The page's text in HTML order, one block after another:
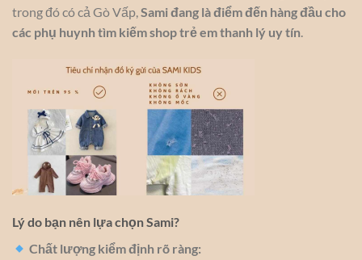
trong đó có cả Gò Vấp, Sami đang là điểm đến hàng đầu cho
các phụ huynh tìm kiếm shop trẻ em thanh lý uy tín
Lý do bạn nên lựa chọn Sami?
Chất lượng kiểm định rõ ràng: